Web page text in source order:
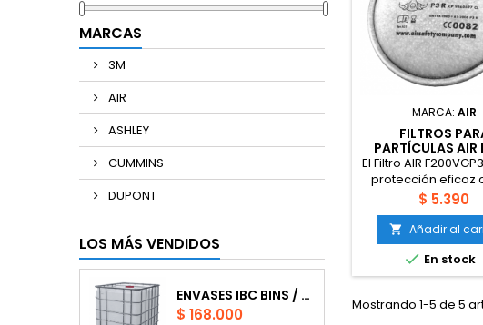
MARCAS
3M
AIR
ASHLEY
CUMMINS
DUPONT
LOS MÁS VENDIDOS
ENVASES IBC BINS / CAPACIDAD DE 1.000 LTS.
Precio
$ 168.000
MARCA: AIR
FILTROS
PARTÍCULAS
VGP3
El Filtro AIR
protección eficaz
partículas sólidas,
acuosas y
incorpora una
carbón activado
aliviar niveles
vapores orgánicos
ácidos. Compatible
respiradores AIR
Precio
$ 5.390
 Añadir al
 En stock
Mostrando 1-5 de 5